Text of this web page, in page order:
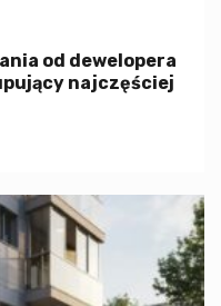
od dewelopera
najczęściej